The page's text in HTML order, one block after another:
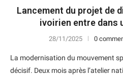
Lancement du projet de
ivoirien entre dans
28/11/2025 0
La modernisation du mouvement
décisif. Deux mois après l’atelier